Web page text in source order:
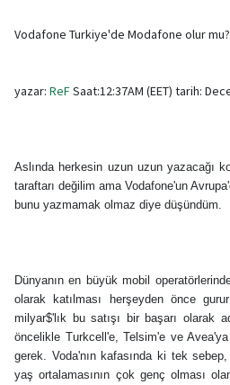
Vodafone Turkiye'de Modafone olur mu?
yazar: ReFSaat:12:37AM (EET) tarih:
Aslında herkesin uzun uzun yazacağı
taraftarı değilim ama Vodafone'un
bunu yazmamak olmaz diye düşündüm.
Dünyanın en büyük mobil
olarak katılması herşeyden önce
milyar$'lık bu satışı bir başarı olarak
öncelikle Turkcell'e, Telsim'e ve
gerek. Voda'nın kafasında ki tek
yaş ortalamasının çok genç olması